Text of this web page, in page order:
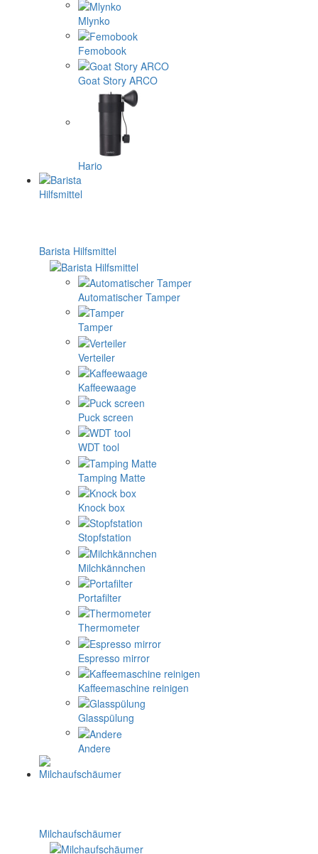
Mlynko
Femobook
Goat Story ARCO
Hario
Barista Hilfsmittel
Automatischer Tamper
Tamper
Verteiler
Kaffeewaage
Puck screen
WDT tool
Tamping Matte
Knock box
Stopfstation
Milchkännchen
Portafilter
Thermometer
Espresso mirror
Kaffeemaschine reinigen
Glasspülung
Andere
Milchaufschäumer